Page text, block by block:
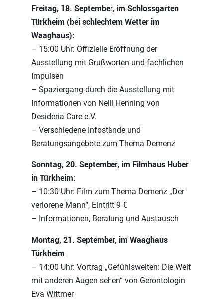
Freitag, 18. September, im Schlossgarten
Türkheim (bei schlechtem Wetter im
Waaghaus):
– 15:00 Uhr: Offizielle Eröffnung der
Ausstellung mit Grußworten und fachlichen
Impulsen
– Spaziergang durch die Ausstellung mit
Informationen von Nelli Henning von
Desideria Care e.V.
– Verschiedene Infostände und
Beratungsangebote zum Thema Demenz
Sonntag, 20. September, im Filmhaus Huber
in Türkheim:
– 10:30 Uhr: Film zum Thema Demenz „Der
verlorene Mann“, Eintritt 9 €
– Informationen, Beratung und Austausch
Montag, 21. September, im Waaghaus
Türkheim
– 14:00 Uhr: Vortrag „Gefühlswelten: Die Welt
mit anderen Augen sehen“ von Gerontologin
Eva Wittmer